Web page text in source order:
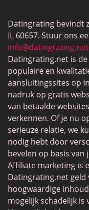
MeetMindful
BDSM Dating
BBPeopleMeet
Sugar Daddy-sites
JPeopleMeet
Trans Daten
Senior Datingsites
MijnLOL
Gay Dating
Lesbische Dating
Black Dating Sites
Datingrating bevindt
IL 60657. Stuur ons
info@datingrating.net
Datingrating.net is
populaire en
aansluitingssites op
nadruk op gratis
van betaalde
verkennen. Of je nu
serieuze relatie, we
nodig hebt door
bevelen op basis van
Affiliate marketing is
Datingrating.net geld
hoogwaardige
mogelijk schadelijk